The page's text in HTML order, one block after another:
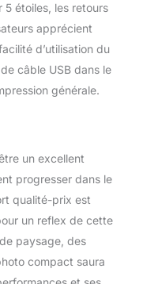
5 étoiles, les retours
apprécient
d’utilisation du
câble USB dans le
générale.
un excellent
progresser dans le
qualité-prix est
un reflex de cette
paysage, des
compact saura